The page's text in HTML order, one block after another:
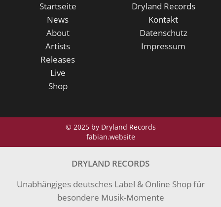
Startseite
News
About
Artists
Releases
Live
Shop
Dryland Records
Kontakt
Datenschutz
Impressum
© 2025 by Dryland Records
fabian.website
DRYLAND RECORDS
Unabhängiges deutsches Label & Online Shop für
besondere Musik-Momente